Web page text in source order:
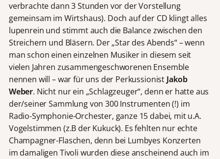
verbrachte dann 3 Stunden vor der Vorstellung
gemeinsam im Wirtshaus). Doch auf der CD klingt alles
lupenrein und stimmt auch die Balance zwischen den
Streichern und Bläsern. Der „Star des Abends“ – wenn
man schon einen einzelnen Musiker in diesem seit
vielen Jahren zusammengeschworenen Ensemble
nennen will – war für uns der Perkussionist Jakob
Weber. Nicht nur ein „Schlagzeuger“, denn er hatte aus
der/seiner Sammlung von 300 Instrumenten (!) im
Radio-Symphonie-Orchester, ganze 15 dabei, mit u.A.
Vogelstimmen (z.B der Kukuck). Es fehlten nur echte
Champagner-Flaschen, denn bei Lumbyes Konzerten
im damaligen Tivoli wurden diese anscheinend auch im